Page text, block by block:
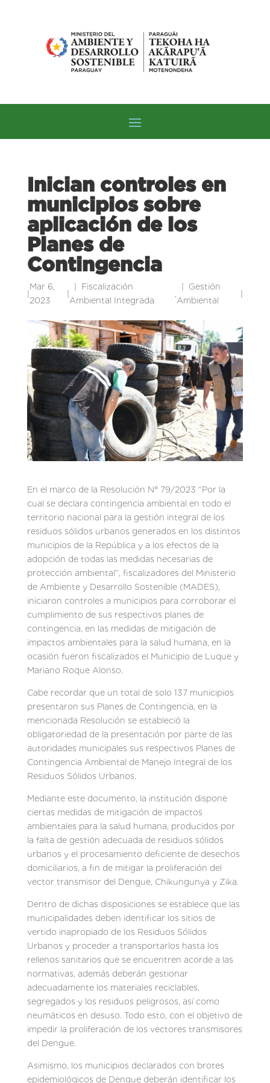
Inician controles en
municipios sobre
aplicación de los
Planes de
Contingencia
|
Mar 6,
2023
|
Fiscalización
Ambiental Integrada
,
Gestión
Ambiental
|
En el marco de la Resolución N° 79/2023 “Por la
cual se declara contingencia ambiental en todo el
territorio nacional para la gestión integral de los
residuos sólidos urbanos generados en los distintos
municipios de la República y a los efectos de la
adopción de todas las medidas necesarias de
protección ambiental”, fiscalizadores del Ministerio
de Ambiente y Desarrollo Sostenible (MADES),
iniciaron controles a municipios para corroborar el
cumplimiento de sus respectivos planes de
contingencia, en las medidas de mitigación de
impactos ambientales para la salud humana, en la
ocasión fueron fiscalizados el Municipio de Luque y
Mariano Roque Alonso.
Cabe recordar que un total de solo 137 municipios
presentaron sus Planes de Contingencia, en la
mencionada Resolución se estableció la
obligatoriedad de la presentación por parte de las
autoridades municipales sus respectivos Planes de
Contingencia Ambiental de Manejo Integral de los
Residuos Sólidos Urbanos.
Mediante este documento, la institución dispone
ciertas medidas de mitigación de impactos
ambientales para la salud humana, producidos por
la falta de gestión adecuada de residuos sólidos
urbanos y el procesamiento deficiente de desechos
domiciliarios, a fin de mitigar la proliferación del
vector transmisor del Dengue, Chikungunya y Zika.
Dentro de dichas disposiciones se establece que las
municipalidades deben identificar los sitios de
vertido inapropiado de los Residuos Sólidos
Urbanos y proceder a transportarlos hasta los
rellenos sanitarios que se encuentren acorde a las
normativas, además deberán gestionar
adecuadamente los materiales reciclables,
segregados y los residuos peligrosos, así como
neumáticos en desuso. Todo esto, con el objetivo de
impedir la proliferación de los vectores transmisores
del Dengue.
Asimismo, los municipios declarados con brotes
epidemiológicos de Dengue deberán identificar los